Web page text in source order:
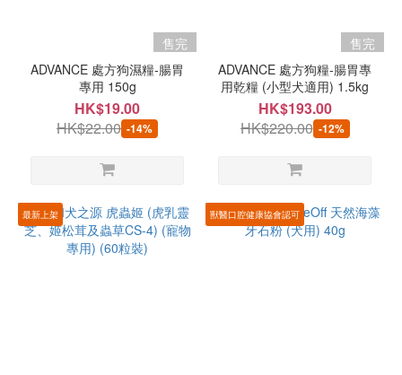
售完
ADVANCE 處方狗濕糧-腸胃
專用 150g
HK$19.00
HK$22.00 -14%
售完
ADVANCE 處方狗糧-腸胃專
用乾糧 (小型犬適用) 1.5kg
HK$193.00
HK$220.00 -12%
最新上架 獸醫口腔健康協會認可